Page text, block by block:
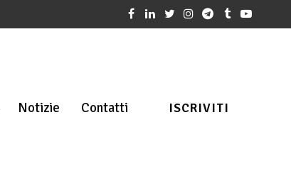
Notizie Contatti ISCRIVITI